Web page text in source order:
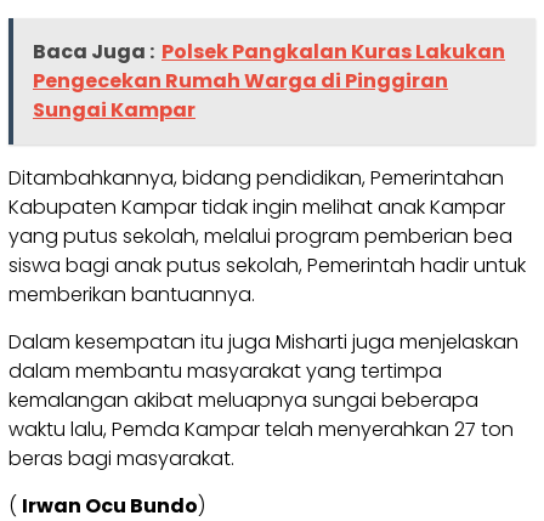
Baca Juga : Polsek Pangkalan Kuras Lakukan
Pengecekan Rumah Warga di Pinggiran
Sungai Kampar
Ditambahkannya, bidang pendidikan, Pemerintahan
Kabupaten Kampar tidak ingin melihat anak Kampar
yang putus sekolah, melalui program pemberian bea
siswa bagi anak putus sekolah, Pemerintah hadir untuk
memberikan bantuannya.
Dalam kesempatan itu juga Misharti juga menjelaskan
dalam membantu masyarakat yang tertimpa
kemalangan akibat meluapnya sungai beberapa
waktu lalu, Pemda Kampar telah menyerahkan 27 ton
beras bagi masyarakat.
( Irwan Ocu Bundo)